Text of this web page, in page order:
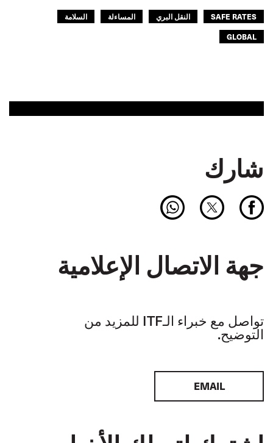
SAFE RATES النقل البري المساءلة
السلامة
GLOBAL
شارك
جهة الاتصال الإعلامية
تواصل مع خبراء الـITF للمزيد من
التوضيح.
EMAIL